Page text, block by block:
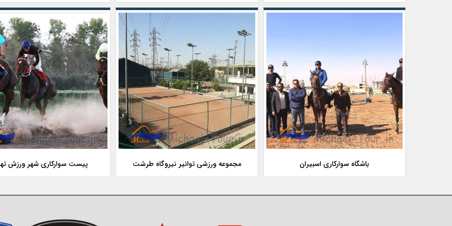
باشگاه سوارکاری اسبیران مجموعه ورزشی توانیر نیروگاه طرشت پیست سوارکاری شهر ورزش